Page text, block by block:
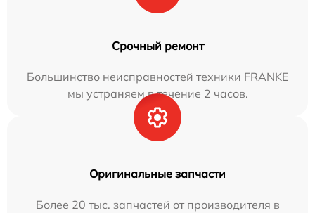
Срочный ремонт
Большинство неисправностей техники FRANKE
мы устраняем в течение 2 часов.
Оригинальные запчасти
Более 20 тыс. запчастей от производителя в